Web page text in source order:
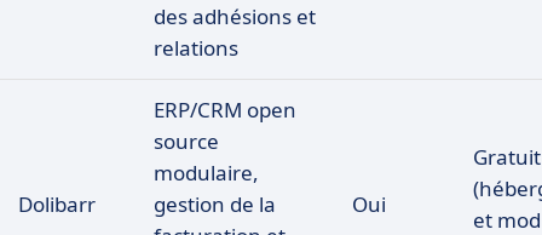
des adhésions et
relations
Dolibarr
ERP/CRM open
source
modulaire,
gestion de la
Oui
Gratuit
et